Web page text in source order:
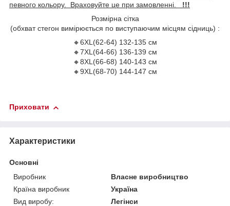
певного кольору. Враховуйте це при замовленні. !!!
Розмірна сітка
(обхват стегон вимірюється по виступаючим місцям сідниць) :
🔸6XL(62-64) 132-135 см
🔸7XL(64-66) 136-139 см
🔸8XL(66-68) 140-143 см
🔸9XL(68-70) 144-147 см
Приховати
Характеристики
Основні
Виробник
Власне виробництво
Країна виробник
Україна
Вид виробу:
Легінси